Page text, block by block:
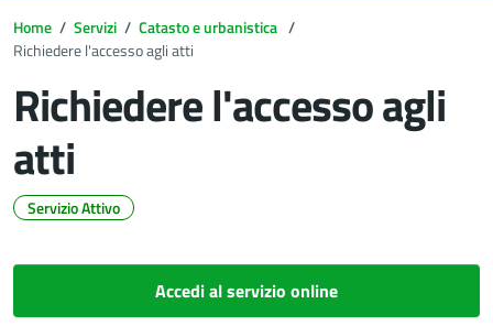
Home / Servizi / Catasto e urbanistica /
Richiedere l'accesso agli atti
Richiedere l'accesso agli
atti
Servizio Attivo
Accedi al servizio online